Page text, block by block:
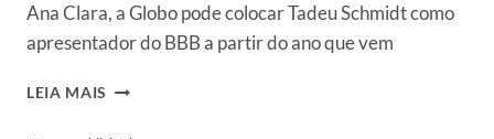
Ana Clara, a Globo pode colocar Tadeu Schmidt como
apresentador do BBB a partir do ano que vem
LEIA MAIS GLOBO